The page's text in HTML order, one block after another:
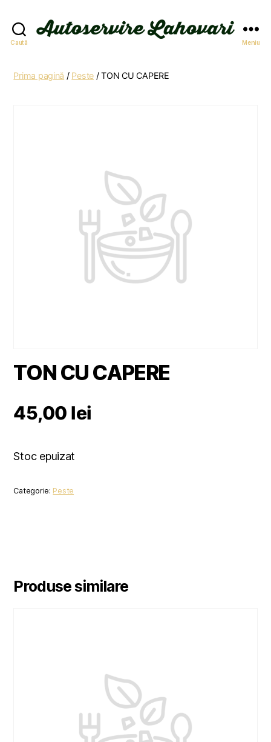
Caută Meniu
Prima pagină / Peste / TON CU CAPERE
TON CU CAPERE
45,00 lei
Stoc epuizat
Categorie: Peste
Produse similare